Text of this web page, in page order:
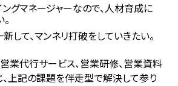
グマネージャーなので、人材育成に
して、マンネリ打破をしていきたい。
業代行サービス、営業研修、営業資料
上記の課題を伴走型で解決して参り